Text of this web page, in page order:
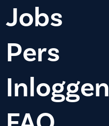
Jobs
Pers
Inloggen